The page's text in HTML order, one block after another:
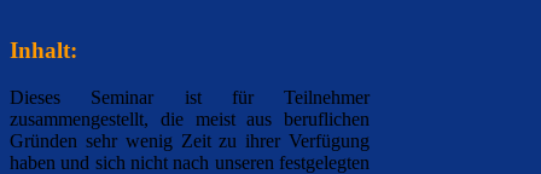
Inhalt:
Dieses Seminar ist für Teilnehmer
zusammengestellt, die meist aus beruflichen
Gründen sehr wenig Zeit zu ihrer Verfügung
haben und sich nicht nach unseren festgelegten